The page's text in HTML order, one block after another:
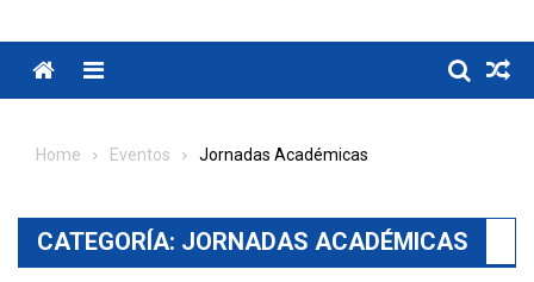
Menu
Home Eventos Jornadas Académicas
CATEGORÍA: JORNADAS ACADÉMICAS